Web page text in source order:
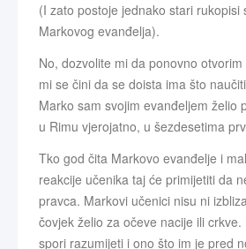
(I zato postoje jednako stari rukopisi
Markovog evanđelja).
No, dozvolite mi da ponovno
mi se čini da se doista ima što
Marko sam svojim evanđeljem želio
u Rimu vjerojatno, u šezdesetima
Tko god čita Markovo evanđelje i
reakcije učenika taj će primijetiti da
pravca. Markovi učenici nisu ni
čovjek želio za očeve nacije ili
spori razumijeti i ono što im je pred